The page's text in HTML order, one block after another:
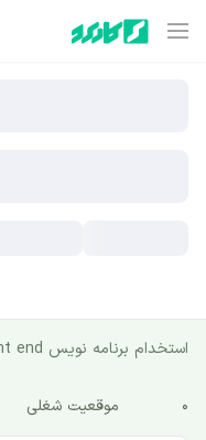
استخدام برنامه نویس front end
0 موقعیت شغلی